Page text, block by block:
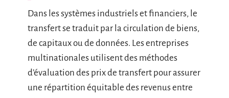
Dans les systèmes industriels et financiers, le
transfert se traduit par la circulation de biens,
de capitaux ou de données. Les entreprises
multinationales utilisent des méthodes
d’évaluation des prix de transfert pour assurer
une répartition équitable des revenus entre